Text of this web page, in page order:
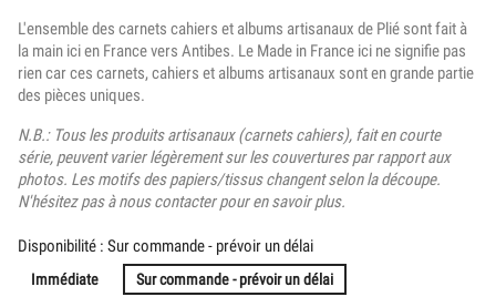
L'ensemble des carnets cahiers et albums artisanaux de Plié sont fait à
la main ici en France vers Antibes. Le Made in France ici ne signifie pas
rien car ces carnets, cahiers et albums artisanaux sont en grande partie
des pièces uniques.
N.B.: Tous les produits artisanaux (carnets cahiers), fait en courte
série, peuvent varier légèrement sur les couvertures par rapport aux
photos. Les motifs des papiers/tissus changent selon la découpe.
N'hésitez pas à nous contacter pour en savoir plus.
Disponibilité : Sur commande - prévoir un délai
Immédiate Sur commande - prévoir un délai